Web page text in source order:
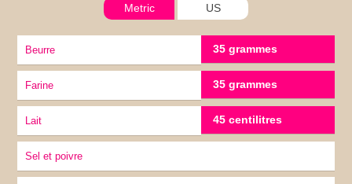
Metric US
Beurre 35 grammes
Farine 35 grammes
lait 45 centilitres
sel et poivre